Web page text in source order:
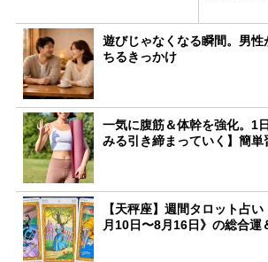
遊びじゃなくなる瞬間。男性
ちるきっかけ
一気に腹筋＆体幹を強化。1
みる引き締まっていく】簡単
【天秤座】週間タロット占
月10日〜8月16日》の総合運